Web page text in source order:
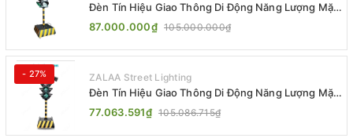
Đèn Tín Hiệu Giao Thông Di Động Năng Lượng Mặt
Trời ZALAA ZL-300A-D
87.000.000₫ 105.000.000₫
- 27% ZALAA Street Lighting
Đèn Tín Hiệu Giao Thông Di Động Năng Lượng Mặt
Trời ZALAA ZL-409300C
77.063.591₫ 105.086.715₫